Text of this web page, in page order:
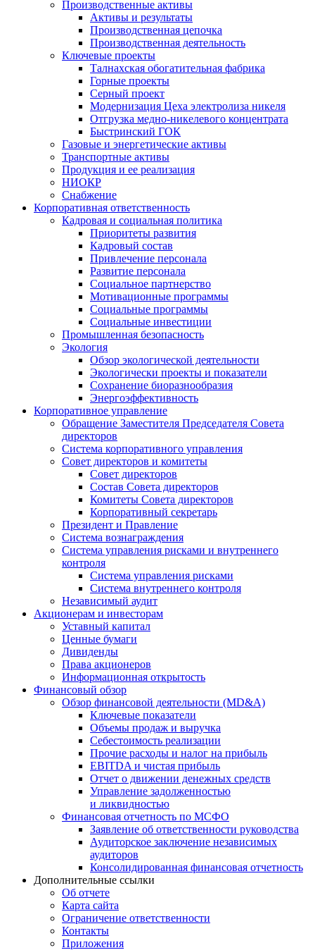
Производственные активы
Активы и результаты
Производственная цепочка
Производственная деятельность
Ключевые проекты
Талнахская обогатительная фабрика
Горные проекты
Серный проект
Модернизация Цеха электролиза никеля
Отгрузка медно-никелевого концентрата
Быстринский ГОК
Газовые и энергетические активы
Транспортные активы
Продукция и ее реализация
НИОКР
Снабжение
Корпоративная ответственность
Кадровая и социальная политика
Приоритеты развития
Кадровый состав
Привлечение персонала
Развитие персонала
Социальное партнерство
Мотивационные программы
Социальные программы
Социальные инвестиции
Промышленная безопасность
Экология
Обзор экологической деятельности
Экологически проекты и показатели
Сохранение биоразнообразия
Энергоэффективность
Корпоративное управление
Обращение Заместителя Председателя Совета
директоров
Система корпоративного управления
Совет директоров и комитеты
Совет директоров
Состав Совета директоров
Комитеты Совета директоров
Корпоративный секретарь
Президент и Правление
Система вознаграждения
Система управления рисками и внутреннего
контроля
Система управления рисками
Система внутреннего контроля
Независимый аудит
Акционерам и инвесторам
Уставный капитал
Ценные бумаги
Дивиденды
Права акционеров
Информационная открытость
Финансовый обзор
Обзор финансовой деятельности (MD&A)
Ключевые показатели
Объемы продаж и выручка
Себестоимость реализации
Прочие расходы и налог на прибыль
EBITDA и чистая прибыль
Отчет о движении денежных средств
Управление задолженностью
и ликвидностью
Финансовая отчетность по МСФО
Заявление об ответственности руководства
Аудиторское заключение независимых
аудиторов
Консолидированная финансовая отчетность
Дополнительные ссылки
Об отчете
Карта сайта
Ограничение ответственности
Контакты
Приложения